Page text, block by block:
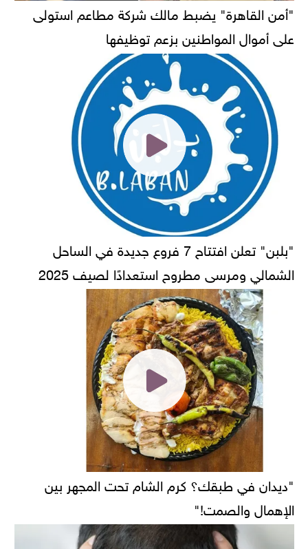
"أمن القاهرة" يضبط مالك شركة مطاعم استولى
على أموال المواطنين بزعم توظيفها
"بلبن" تعلن افتتاح 7 فروع جديدة في الساحل
الشمالي ومرسى مطروح استعدادًا لصيف 2025
"ديدان في طبقك؟ كرم الشام تحت المجهر بين
الإهمال والصمت!"